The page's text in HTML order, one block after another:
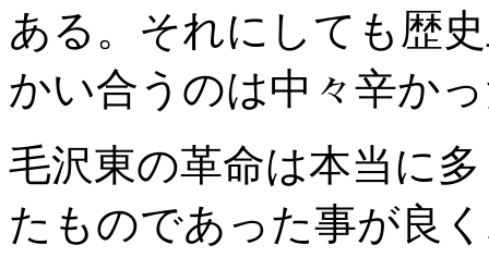
の基地化進展、経済は消費税増税やＴＰＰの多大な影響により弱者から順次脱落する
のくびき」ならぬ日本の「米国のくびき」から解き放たれる時が来るのだろうか。い
の糧になる旅行であった。…
[more]
ある。それにしても歴
かい合うのは中々辛か
毛沢東の革命は本当に
たものであった事が良